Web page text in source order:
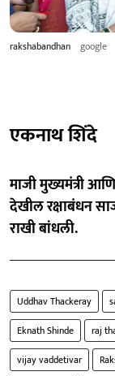
rakshabandhan google
एकनाथ शिंदे
माजी मुख्यमंत्री
देखील रक्षाबंधन
राखी बांधली.
Uddhav Thackeray
Eknath Shinde
raj
vijay vaddetivar